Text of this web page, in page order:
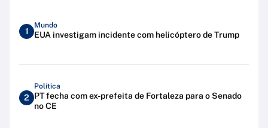
1
Mundo
EUA investigam incidente com helicóptero de Trump
2
Política
PT fecha com ex-prefeita de Fortaleza para o Senado
no CE